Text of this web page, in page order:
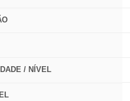
/ NÍVEL